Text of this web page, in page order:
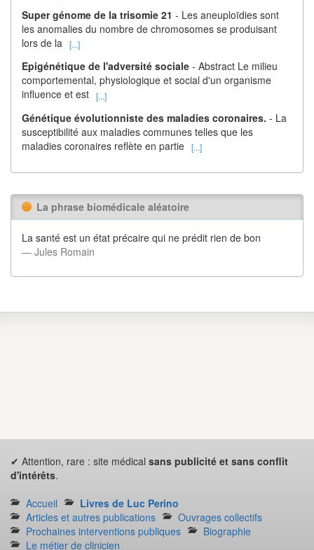
Super génome de la trisomie 21 - Les aneuploïdies sont
les anomalies du nombre de chromosomes se produisant
lors de la [...]
Epigénétique de l'adversité sociale - Abstract Le milieu
comportemental, physiologique et social d'un organisme
influence et est [...]
Génétique évolutionniste des maladies coronaires. - La
susceptibilité aux maladies communes telles que les
maladies coronaires reflète en partie [...]
La phrase biomédicale aléatoire
La santé est un état précaire qui ne prédit rien de bon
― Jules Romain
✔ Attention, rare : site médical sans publicité et sans conflit
d'intérêts.
Accueil
Livres de Luc Perino
Articles et autres publications
Ouvrages collectifs
Prochaines interventions publiques
Biographie
Le métier de clinicien